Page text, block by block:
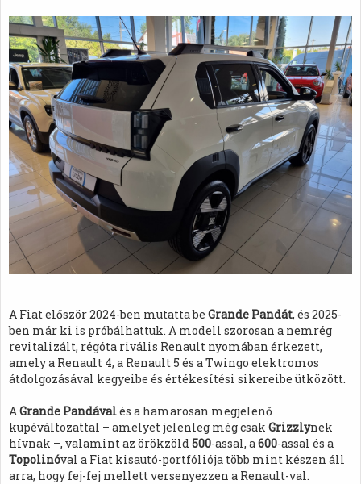
A Fiat először 2024-ben mutatta be Grande Pandát, és 2025-
ben már ki is próbálhattuk. A modell szorosan a nemrég
revitalizált, régóta rivális Renault nyomában érkezett,
amely a Renault 4, a Renault 5 és a Twingo elektromos
átdolgozásával kegyeibe és értékesítési sikereibe ütközött.
A Grande Pandávalés a hamarosan megjelenő
kupéváltozattal – amelyet jelenleg még csak Grizzlynek
hívnak –, valamint az örökzöld 500-assal, a 600-assal és a
Topolinóval a Fiat kisautó-portfóliója több mint készen áll
arra, hogy fej-fej mellett versenyezzen a Renault-val.